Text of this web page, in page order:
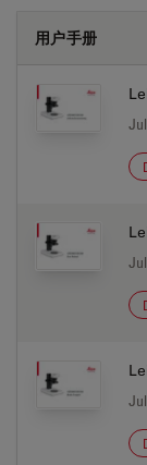
用户手册